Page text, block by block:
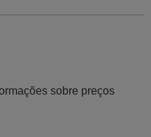
sobre preços